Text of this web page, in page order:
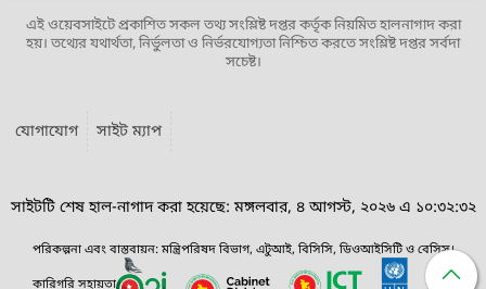
এই ওয়েবসাইটে প্রকাশিত সকল তথ্য সংশ্লিষ্ট দপ্তর কর্তৃক নিয়মিত হালনাগাদ করা
হয়। তথ্যের যথার্থতা, নির্ভুলতা ও নির্ভরযোগ্যতা নিশ্চিত করতে সংশ্লিষ্ট দপ্তর সর্বদা
সচেষ্ট।
যোগাযোগ সাইট ম্যাপ
সাইটটি শেষ হাল-নাগাদ করা হয়েছে: মঙ্গলবার, ৪ আগস্ট, ২০২৬ এ ১০:৩২:৩২
পরিকল্পনা এবং বাস্তবায়ন: মন্ত্রিপরিষদ বিভাগ, এটুআই, বিসিসি, ডিওআইসিটি ও বেসিস।
কারিগরি সহায়তা